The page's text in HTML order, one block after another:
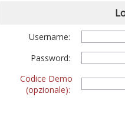
Username:
Password:
Codice Demo
(opzionale):